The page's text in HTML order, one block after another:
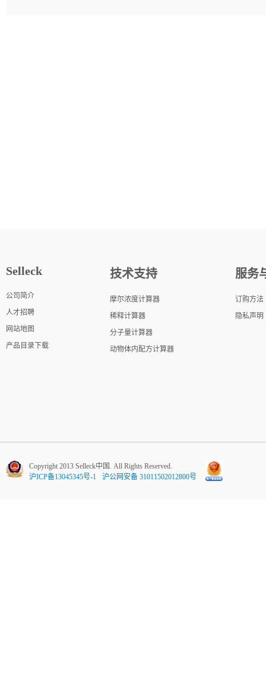
Selleck
公司简介
人才招聘
网站地图
产品目录下载
技术支持
摩尔浓度计算器
稀释计算器
分子量计算器
动物体内配方计算器
服务
订购方法
隐私声明
Copyright 2013 Selleck中国. All Rights Reserved.
沪ICP备13045345号-1
沪公网安备 31011502012800号